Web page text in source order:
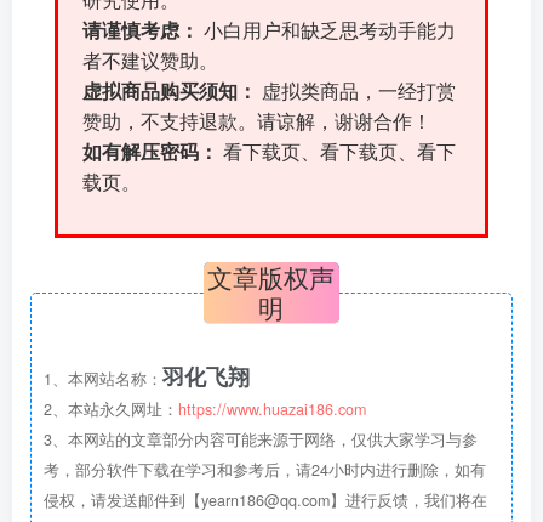
请谨慎考虑： 小白用户和缺乏思考动手能力
者不建议赞助。
虚拟商品购买须知：
虚拟类商品，一经打赏
赞助，不支持退款。请谅解，谢谢合作！
如有解压密码： 看下载页、看下载页、看下
载页。
文章版权声
明
1、本网站名称： 羽化飞翔
2、本站永久网址： https://www.huazai186.com
3、本网站的文章部分内容可能来源于网络，仅供大家学习与参
考，部分软件下载在学习和参考后，请24小时内进行删除，如有
侵权，请发送邮件到【yearn186@qq.com】进行反馈，我们将在